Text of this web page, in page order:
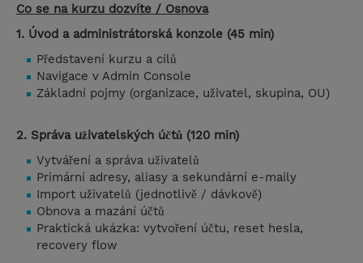
Co se na kurzu dozvíte / Osnova
1. Úvod a administrátorská konzole (45 min)
Představení kurzu a cílů
Navigace v Admin Console
Základní pojmy (organizace, uživatel, skupina, OU)
2. Správa uživatelských účtů (120 min)
Vytváření a správa uživatelů
Primární adresy, aliasy a sekundární e-maily
Import uživatelů (jednotlivě / dávkově)
Obnova a mazání účtů
Praktická ukázka: vytvoření účtu, reset hesla,
recovery flow